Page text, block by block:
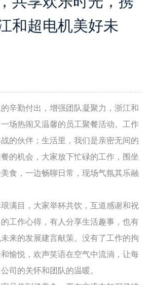
和超电机美好未
辛勤付出，增强团队凝聚力，浙江和
场热闹又温馨的员工聚餐活动。工作
的伙伴；生活里，我们是亲密无间的
的机会，大家放下忙碌的工作，围坐
食，一边畅聊日常，现场气氛其乐融
满目，大家举杯共饮，互道感谢和祝
工作心得，有人分享生活趣事，也有
未来的发展建言献策。没有了工作的拘
愉悦，欢声笑语在空气中流淌，让每
司的关怀和团队的温暖。